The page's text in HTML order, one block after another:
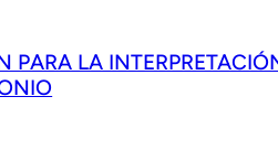
PARA LA